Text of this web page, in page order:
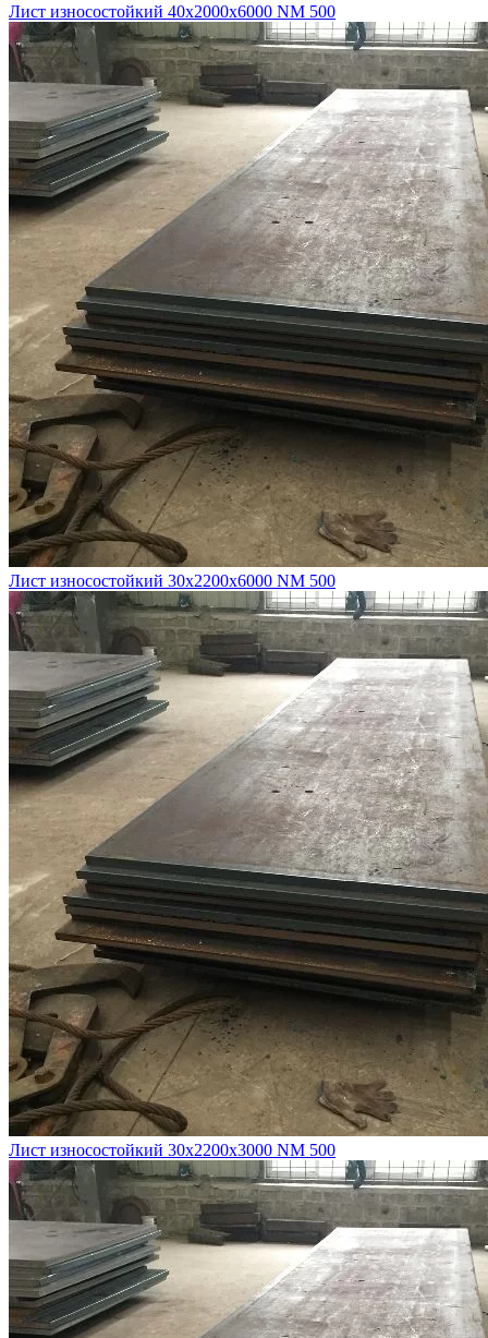
Лист износостойкий 40х2000х6000 NM 500
Лист износостойкий 30х2200х6000 NM 500
Лист износостойкий 30х2200х3000 NM 500